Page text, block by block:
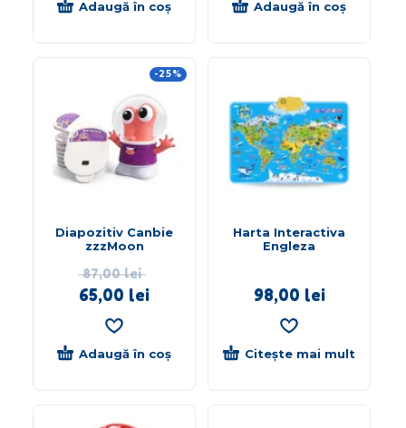
Adaugă în coș Adaugă în coș
-25%
Diapozitiv Canbie
zzzMoon
87,00lei
65,00 lei
Adaugă în coș
Harta Interactiva
Engleza
98,00 lei
Citește mai mult